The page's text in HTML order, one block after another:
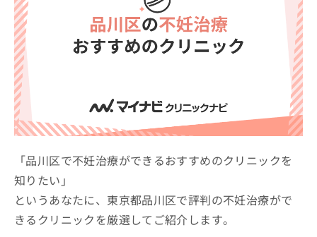
「品川区で不妊治療ができるおすすめのクリニックを
知りたい」
というあなたに、東京都品川区で評判の不妊治療がで
きるクリニックを厳選してご紹介します。
マ
イ
ナ
ビ
ク
リ
ニ
ッ
ク
ビ
関
す
る
お
医
療
関
係
者
の
方
は
こ
ら
広
告
出
広
告
代